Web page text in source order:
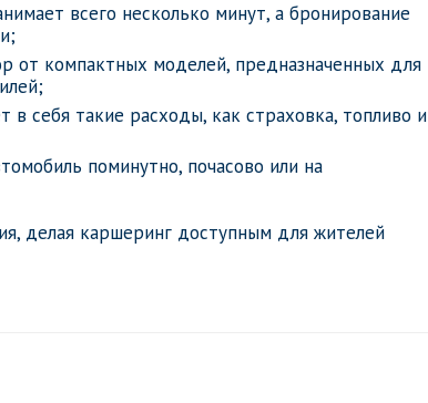
всего несколько минут, а бронирование
от компактных моделей, предназначенных для
в себя такие расходы, как страховка, топливо и
поминутно, почасово или на
делая каршеринг доступным для жителей